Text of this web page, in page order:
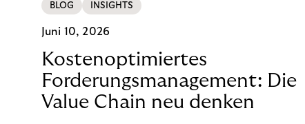
BLOG INSIGHTS
Juni 10, 2026
Kostenoptimiertes
Forderungsmanagement: Die
Value Chain neu denken